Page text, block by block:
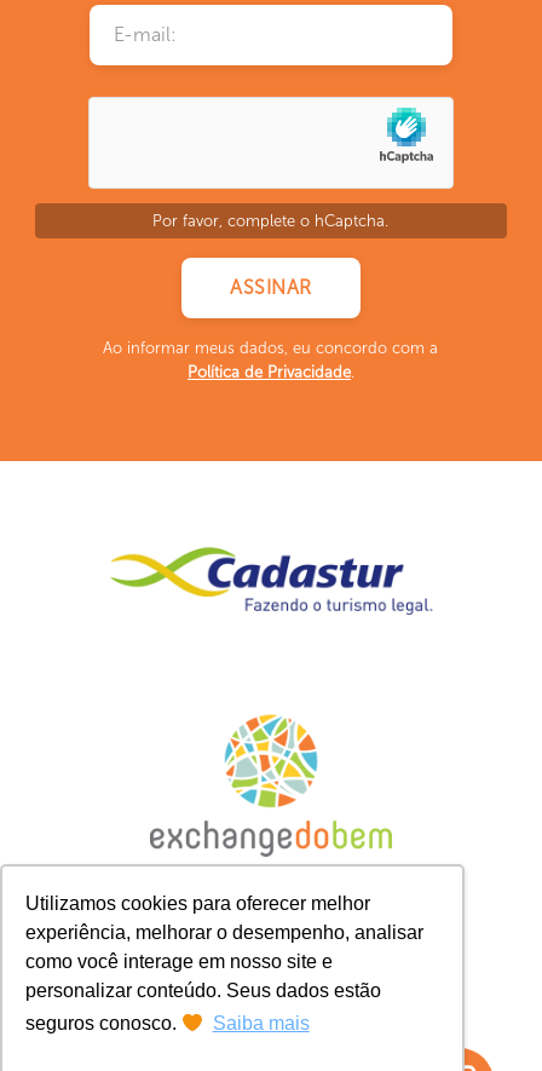
Utilizamos cookies para oferecer melhor
experiência, melhorar o desempenho, analisar
como você interage em nosso site e
personalizar conteúdo. Seus dados estão
seguros conosco.
Saiba mais
Por favor, complete o hCaptcha.
Ao informar meus dados, eu concordo com a
Política de Privacidade.